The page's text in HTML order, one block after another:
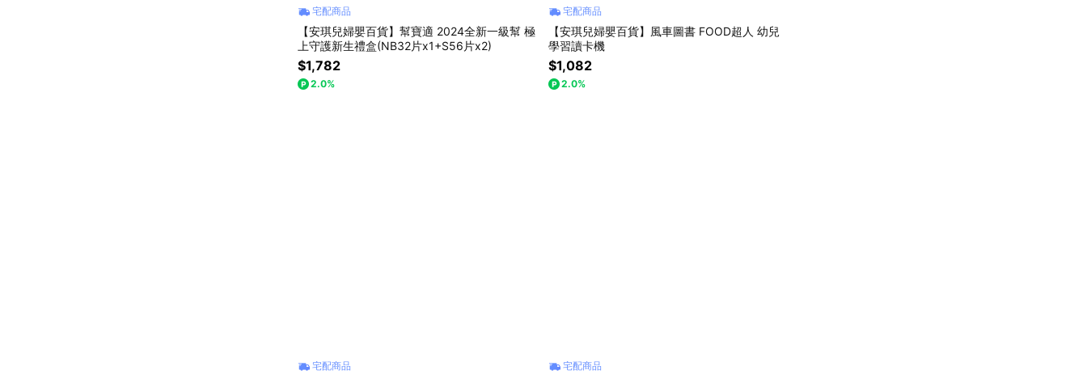
宅配商品
【安琪兒婦嬰百貨】幫寶適 2024全新一級幫 極
上守護新生禮盒(NB32片x1+S56片x2)
$1,782
2.0%
宅配商品
【安琪兒婦嬰百貨】風車圖書 FOOD超人 幼兒
學習讀卡機
$1,082
2.0%
宅配商品 宅配商品